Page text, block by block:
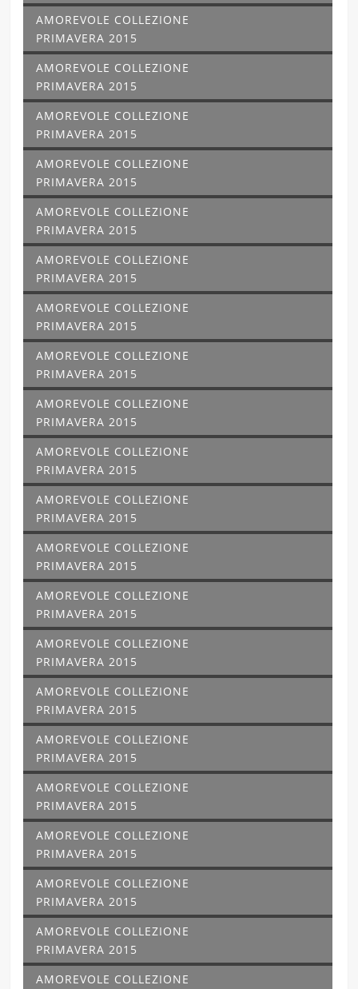
AMOREVOLE COLLEZIONE
PRIMAVERA 2015
AMOREVOLE COLLEZIONE
PRIMAVERA 2015
AMOREVOLE COLLEZIONE
PRIMAVERA 2015
AMOREVOLE COLLEZIONE
PRIMAVERA 2015
AMOREVOLE COLLEZIONE
PRIMAVERA 2015
AMOREVOLE COLLEZIONE
PRIMAVERA 2015
AMOREVOLE COLLEZIONE
PRIMAVERA 2015
AMOREVOLE COLLEZIONE
PRIMAVERA 2015
AMOREVOLE COLLEZIONE
PRIMAVERA 2015
AMOREVOLE COLLEZIONE
PRIMAVERA 2015
AMOREVOLE COLLEZIONE
PRIMAVERA 2015
AMOREVOLE COLLEZIONE
PRIMAVERA 2015
AMOREVOLE COLLEZIONE
PRIMAVERA 2015
AMOREVOLE COLLEZIONE
PRIMAVERA 2015
AMOREVOLE COLLEZIONE
PRIMAVERA 2015
AMOREVOLE COLLEZIONE
PRIMAVERA 2015
AMOREVOLE COLLEZIONE
PRIMAVERA 2015
AMOREVOLE COLLEZIONE
PRIMAVERA 2015
AMOREVOLE COLLEZIONE
PRIMAVERA 2015
AMOREVOLE COLLEZIONE
PRIMAVERA 2015
AMOREVOLE COLLEZIONE